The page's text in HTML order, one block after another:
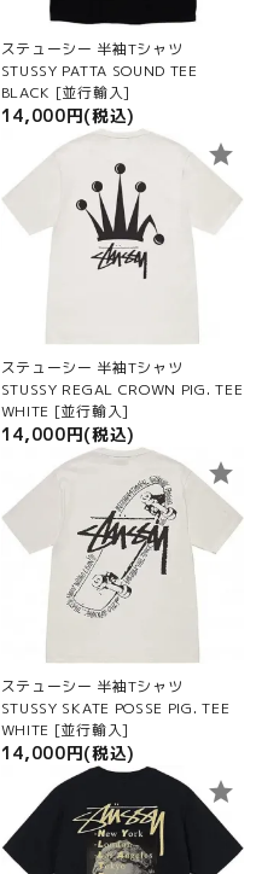
ステューシー 半袖Tシャツ
STUSSY PATTA SOUND TEE
BLACK [並行輸入]
14,000円(税込)
ステューシー 半袖Tシャツ
STUSSY REGAL CROWN PIG. TEE
WHITE [並行輸入]
14,000円(税込)
star
ステューシー 半袖Tシャツ
STUSSY SKATE POSSE PIG. TEE
WHITE [並行輸入]
14,000円(税込)
star
star